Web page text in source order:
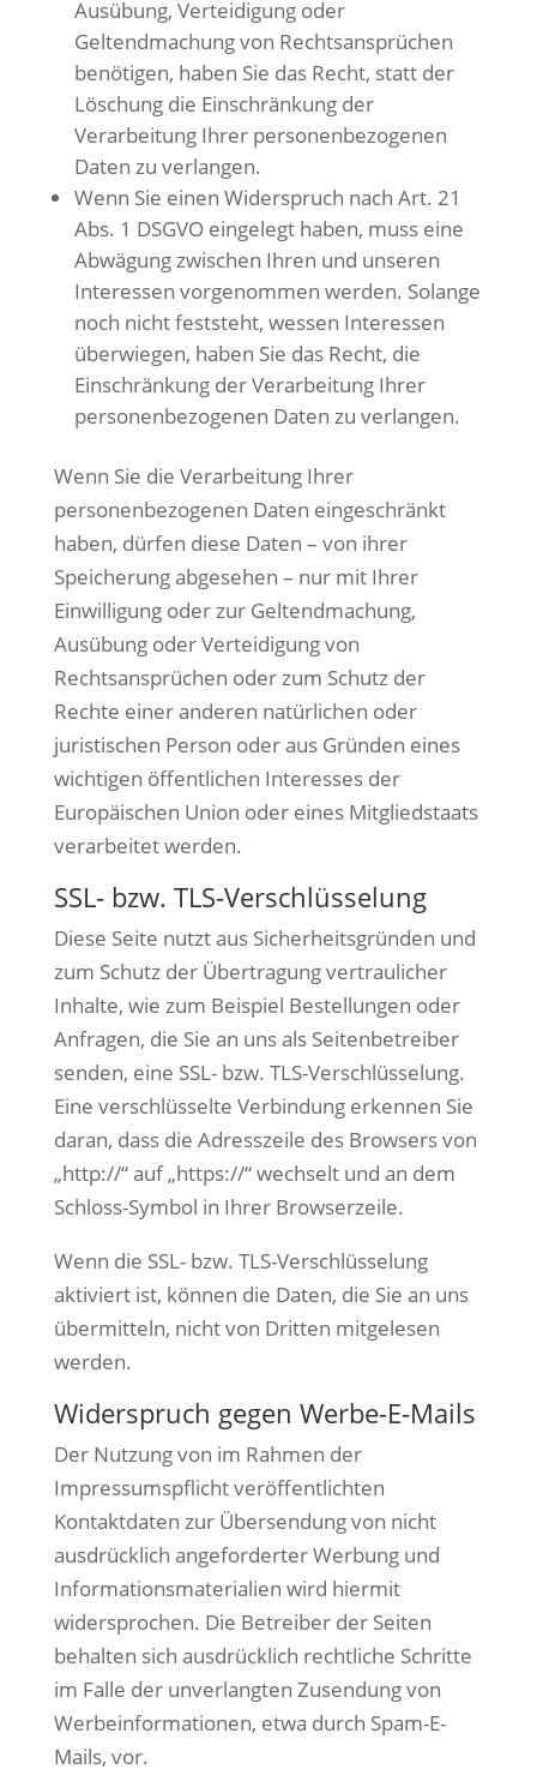
Ausübung, Verteidigung oder
Geltendmachung von Rechtsansprüchen
benötigen, haben Sie das Recht, statt der
Löschung die Einschränkung der
Verarbeitung Ihrer personenbezogenen
Daten zu verlangen.
Wenn Sie einen Widerspruch nach Art. 21
Abs. 1 DSGVO eingelegt haben, muss eine
Abwägung zwischen Ihren und unseren
Interessen vorgenommen werden. Solange
noch nicht feststeht, wessen Interessen
überwiegen, haben Sie das Recht, die
Einschränkung der Verarbeitung Ihrer
personenbezogenen Daten zu verlangen.
Wenn Sie die Verarbeitung Ihrer
personenbezogenen Daten eingeschränkt
haben, dürfen diese Daten – von ihrer
Speicherung abgesehen – nur mit Ihrer
Einwilligung oder zur Geltendmachung,
Ausübung oder Verteidigung von
Rechtsansprüchen oder zum Schutz der
Rechte einer anderen natürlichen oder
juristischen Person oder aus Gründen eines
wichtigen öffentlichen Interesses der
Europäischen Union oder eines Mitgliedstaats
verarbeitet werden.
SSL- bzw. TLS-Verschlüsselung
Diese Seite nutzt aus Sicherheitsgründen und
zum Schutz der Übertragung vertraulicher
Inhalte, wie zum Beispiel Bestellungen oder
Anfragen, die Sie an uns als Seitenbetreiber
senden, eine SSL- bzw. TLS-Verschlüsselung.
Eine verschlüsselte Verbindung erkennen Sie
daran, dass die Adresszeile des Browsers von
„http://“ auf „https://“ wechselt und an dem
Schloss-Symbol in Ihrer Browserzeile.
Wenn die SSL- bzw. TLS-Verschlüsselung
aktiviert ist, können die Daten, die Sie an uns
übermitteln, nicht von Dritten mitgelesen
werden.
Widerspruch gegen Werbe-E-Mails
Der Nutzung von im Rahmen der
Impressumspflicht veröffentlichten
Kontaktdaten zur Übersendung von nicht
ausdrücklich angeforderter Werbung und
Informationsmaterialien wird hiermit
widersprochen. Die Betreiber der Seiten
behalten sich ausdrücklich rechtliche Schritte
im Falle der unverlangten Zusendung von
Werbeinformationen, etwa durch Spam-E-
Mails, vor.